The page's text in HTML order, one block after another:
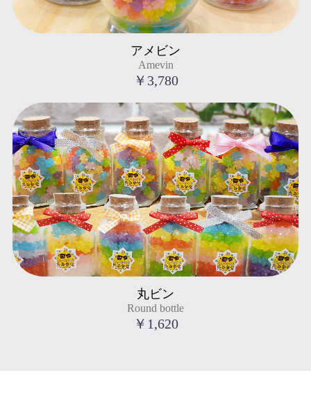
" title="アメビン
Amevin
">
アメビン
Amevin
￥3,780
" title="丸ビン
Round bottle
">
丸ビン
Round bottle
￥1,620